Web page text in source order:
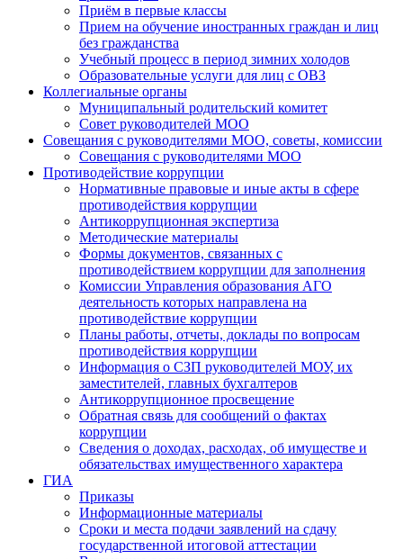
Приём в первые классы
Прием на обучение иностранных граждан и лиц
без гражданства
Учебный процесс в период зимних холодов
Образовательные услуги для лиц с ОВЗ
Коллегиальные органы
Муниципальный родительский комитет
Совет руководителей МОО
Совещания с руководителями МОО, советы, комиссии
Совещания с руководителями МОО
Противодействие коррупции
Нормативные правовые и иные акты в сфере
противодействия коррупции
Антикоррупционная экспертиза
Методические материалы
Формы документов, связанных с
противодействием коррупции для заполнения
Комиссии Управления образования АГО
деятельность которых направлена на
противодействие коррупции
Планы работы, отчеты, доклады по вопросам
противодействия коррупции
Информация о СЗП руководителей МОУ, их
заместителей, главных бухгалтеров
Антикоррупционное просвещение
Обратная связь для сообщений о фактах
коррупции
Сведения о доходах, расходах, об имуществе и
обязательствах имущественного характера
ГИА
Приказы
Информационные материалы
Сроки и места подачи заявлений на сдачу
государственной итоговой аттестации